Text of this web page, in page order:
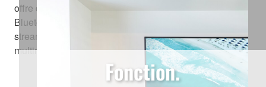
offre de multiples options de connectivité, incluant
Bluetooth® et HDMI®, ainsi que des services de
streaming intégrés et la fonctionnalité MusicCast
multiroom. Produit disponible en Octobre
Son 3D Surround grâce à DTS Virtual:X
Fonction.